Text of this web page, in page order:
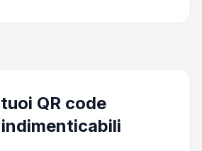
QR code